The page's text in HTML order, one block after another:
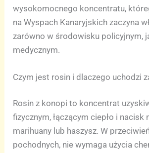
wysokomocnego koncentratu,
na Wyspach Kanaryjskich zaczyna
zarówno w środowisku policyjnym,
medycznym.
Czym jest rosin i dlaczego uchodzi
Rosin z konopi to koncentrat
fizycznym, łączącym ciepło i nacisk
marihuany lub haszysz. W
pochodnych, nie wymaga użycia